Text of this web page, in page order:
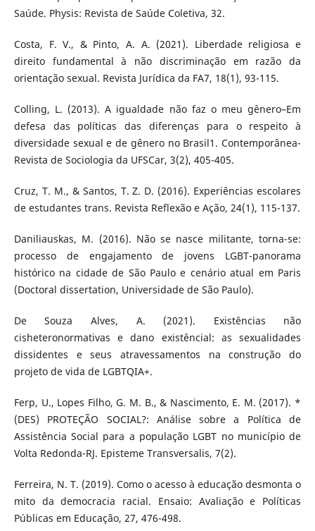
Saúde. Physis: Revista de Saúde Coletiva, 32.
Costa, F. V., & Pinto, A. A. (2021). Liberdade religiosa e
direito fundamental à não discriminação em razão da
orientação sexual. Revista Jurídica da FA7, 18(1), 93-115.
Colling, L. (2013). A igualdade não faz o meu gênero–Em
defesa das políticas das diferenças para o respeito à
diversidade sexual e de gênero no Brasil1. Contemporânea-
Revista de Sociologia da UFSCar, 3(2), 405-405.
Cruz, T. M., & Santos, T. Z. D. (2016). Experiências escolares
de estudantes trans. Revista Reflexão e Ação, 24(1), 115-137.
Daniliauskas, M. (2016). Não se nasce militante, torna-se:
processo de engajamento de jovens LGBT-panorama
histórico na cidade de São Paulo e cenário atual em Paris
(Doctoral dissertation, Universidade de São Paulo).
De Souza Alves, A. (2021). Existências não
cisheteronormativas e dano existêncial: as sexualidades
dissidentes e seus atravessamentos na construção do
projeto de vida de LGBTQIA+.
Ferp, U., Lopes Filho, G. M. B., & Nascimento, E. M. (2017). *
(DES) PROTEÇÃO SOCIAL?: Análise sobre a Política de
Assistência Social para a população LGBT no município de
Volta Redonda-RJ. Episteme Transversalis, 7(2).
Ferreira, N. T. (2019). Como o acesso à educação desmonta o
mito da democracia racial. Ensaio: Avaliação e Políticas
Públicas em Educação, 27, 476-498.